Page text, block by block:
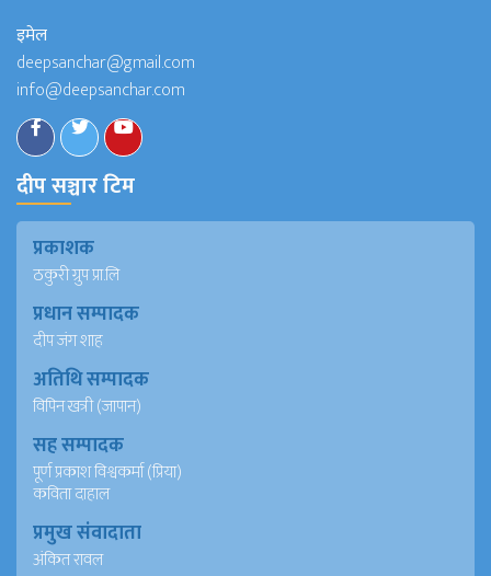
इमेल
deepsanchar@gmail.com
info@deepsanchar.com
दीप सञ्चार टिम
प्रकाशक
ठकुरी ग्रुप प्रा.लि
प्रधान सम्पादक
दीप जंग शाह
अतिथि सम्पादक
विपिन खत्री (जापान)
सह सम्पादक
पूर्ण प्रकाश विश्वकर्मा (प्रिया)
कविता दाहाल
प्रमुख संवादाता
अंकित रावल